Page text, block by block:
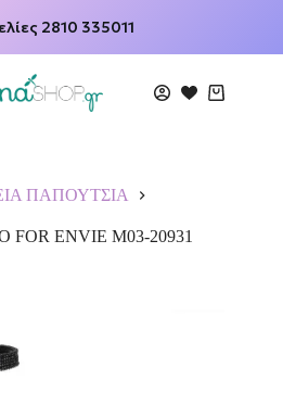
2810 335011
ΠΑΠΟΥΤΣΙΑ
FOR ENVIE M03-20931